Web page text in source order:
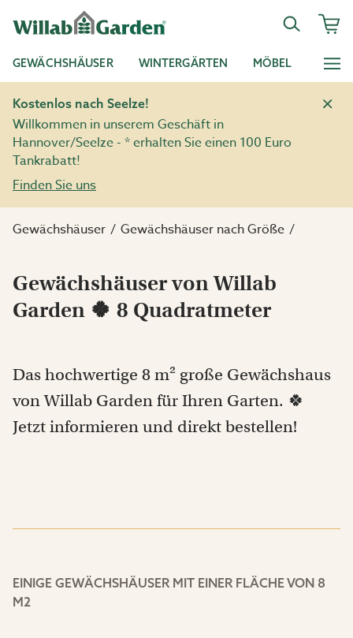
GEWÄCHSHÄUSER WINTERGÄRTEN MÖBEL
Kostenlos nach Seelze!
Willkommen in unserem Geschäft in
Hannover/Seelze - * erhalten Sie einen 100 Euro
Tankrabatt!
Finden Sie uns
Gewächshäuser Gewächshäuser nach Größe
Gewächshäuser von Willab
Garden 🍀 8 Quadratmeter
Das hochwertige 8 m² große Gewächshaus
von Willab Garden für Ihren Garten. 🍀
Jetzt informieren und direkt bestellen!
EINIGE GEWÄCHSHÄUSER MIT EINER FLÄCHE VON 8
M2